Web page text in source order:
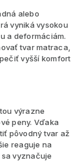
alebo
vyniká vysokou
a deformáciám.
tvar matraca,
vyšší komfort
výrazne
peny. Vďaka
pôvodný tvar až
reaguje na
vyznačuje